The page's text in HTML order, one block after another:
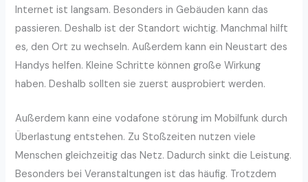
Internet ist langsam. Besonders in Gebäuden kann das
passieren. Deshalb ist der Standort wichtig. Manchmal hilft
es, den Ort zu wechseln. Außerdem kann ein Neustart des
Handys helfen. Kleine Schritte können große Wirkung
haben. Deshalb sollten sie zuerst ausprobiert werden.
Außerdem kann eine vodafone störung im Mobilfunk durch
Überlastung entstehen. Zu Stoßzeiten nutzen viele
Menschen gleichzeitig das Netz. Dadurch sinkt die Leistung.
Besonders bei Veranstaltungen ist das häufig. Trotzdem